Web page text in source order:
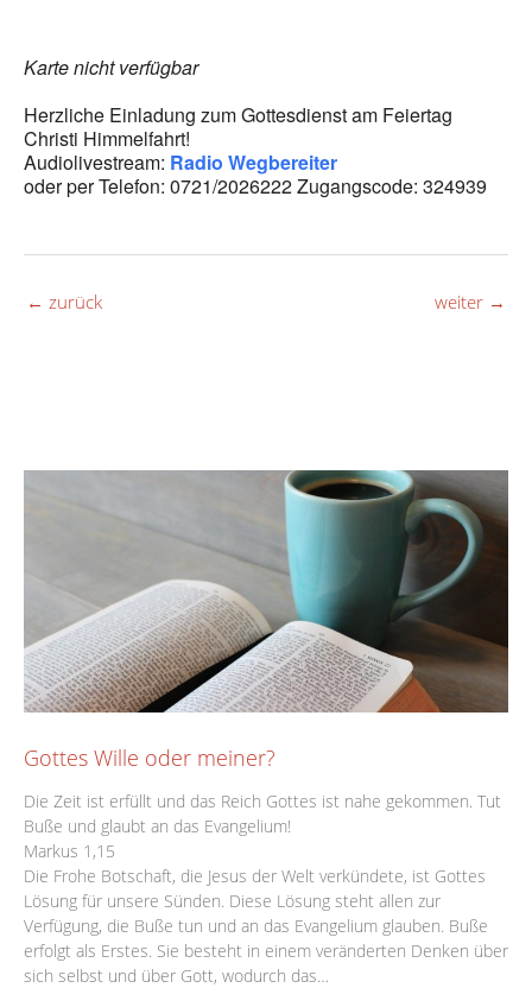
Karte nicht verfügbar
Herzliche Einladung zum Gottesdienst am Feiertag
Christi Himmelfahrt!
Audiolivestream: Radio Wegbereiter
oder per Telefon: 0721/2026222 Zugangscode: 324939
← zurück weiter →
Gottes Wille oder meiner?
Die Zeit ist erfüllt und das Reich Gottes ist nahe gekommen. Tut
Buße und glaubt an das Evangelium!
Markus 1,15
Die Frohe Botschaft, die Jesus der Welt verkündete, ist Gottes
Lösung für unsere Sünden. Diese Lösung steht allen zur
Verfügung, die Buße tun und an das Evangelium glauben. Buße
erfolgt als Erstes. Sie besteht in einem veränderten Denken über
sich selbst und über Gott, wodurch das…